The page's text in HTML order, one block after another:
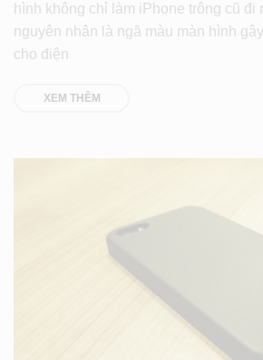
hình không chỉ làm iPhone trông cũ đi
nguyên nhân là ngã màu màn hình
cho điện
XEM THÊM